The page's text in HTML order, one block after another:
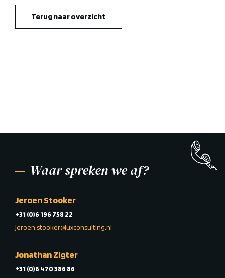
Terug naar overzicht
Waar spreken we af?
Jeroen Stooker
+31 (0)6 196 758 22
jeroen.stooker@luxconsulting.nl
Jonathan Zigter
+31 (0)6 470 386 86